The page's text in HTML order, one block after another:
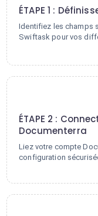
ÉTAPE 1 :
Identifiez les champs
Swiftask pour vos
ÉTAPE 2 :
Documenterra
Liez votre compte
configuration